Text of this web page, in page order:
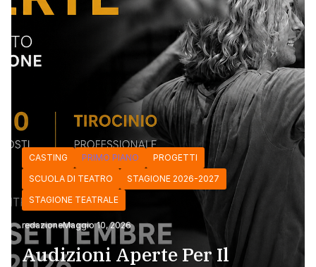
CASTING PRIMO PIANO
PROGETTI
SCUOLA DI TEATRO
STAGIONE 2026-2027
STAGIONE TEATRALE
redazioneMaggio 10, 2026
Audizioni Aperte Per Il